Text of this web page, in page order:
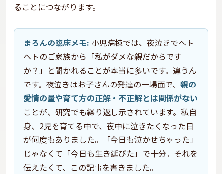
ることにつながります。
まろんの臨床メモ: 小児病棟では、夜泣きでヘト
ヘトのご家族から「私がダメな親だからです
か？」と聞かれることが本当に多いです。違うん
です。夜泣きはお子さんの発達の一場面で、 親の
愛情の量や育て方の正解・不正解とは関係がない
ことが、研究でも繰り返し示されています。私自
身、2児を育てる中で、夜中に泣きたくなった日
が何度もありました。「今日も泣かせちゃった」
じゃなくて「今日も生き延びた」で十分。それを
伝えたくて、この記事を書きました。